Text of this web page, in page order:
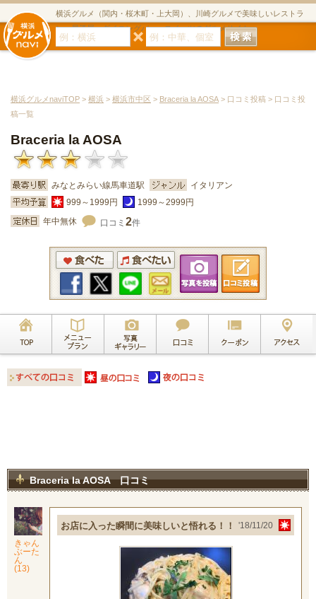
横浜グルメ（関内・桜木町・上大岡）、川崎グルメで美味しいレストラ
ン・居酒屋・ダイニングバー・スイーツのグルメサイト
横浜グルメnaviTOP > 横浜 > 横浜市中区 > Braceria la AOSA > 口コミ投稿 > 口コミ投
稿一覧
Braceria la AOSA
みなとみらい線馬車道駅
イタリアン
999～1999円
1999～2999円
年中無休
口コミ 2件
Braceria la AOSA 口コミ
きゃん
ぶーた
ん
(13)
お店に入った瞬間に美味しいと悟れる！！ '18/11/20